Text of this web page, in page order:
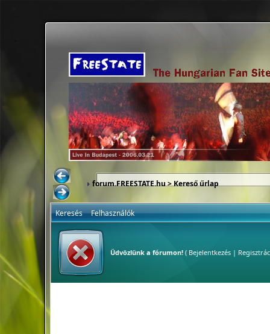
forum.FREESTATE.hu> Kereső űrlap
Keresés Felhasználók
Üdvözlünk a fórumon!( Bejelentkezés|